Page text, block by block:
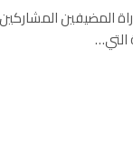
المضيفين